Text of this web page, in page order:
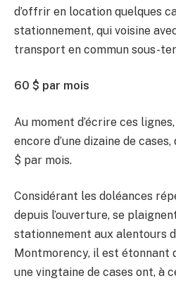
d’offrir en location quelques
stationnement, qui voisine
transport en commun sous-
60 $ par mois
Au moment d’écrire ces
encore d’une dizaine de
$ par mois.
Considérant les doléances
depuis l’ouverture, se
stationnement aux alentours
Montmorency, il est étonnant
une vingtaine de cases ont, à